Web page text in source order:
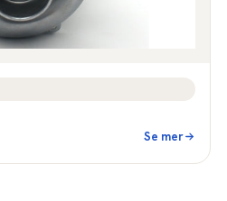
Se mer